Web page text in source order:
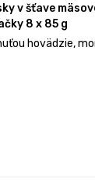
v šťave
8 x 85 g
hovädzie,